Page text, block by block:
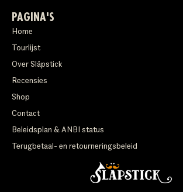
PAGINA'S
Home
Tourlijst
Over Släpstick
Recensies
Shop
Contact
Beleidsplan & ANBI status
Terugbetaal- en retourneringsbeleid